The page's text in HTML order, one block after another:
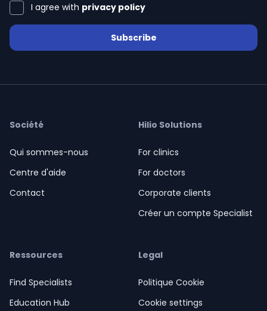
Hub
I agree with privacy policy
Subscribe
Société
Qui sommes-nous
Centre d'aide
Contact
Hilio Solutions
For clinics
For doctors
Corporate clients
Créer un compte Specialist
Ressources
Find Specialists
Education Hub
Legal
Politique Cookie
Cookie settings